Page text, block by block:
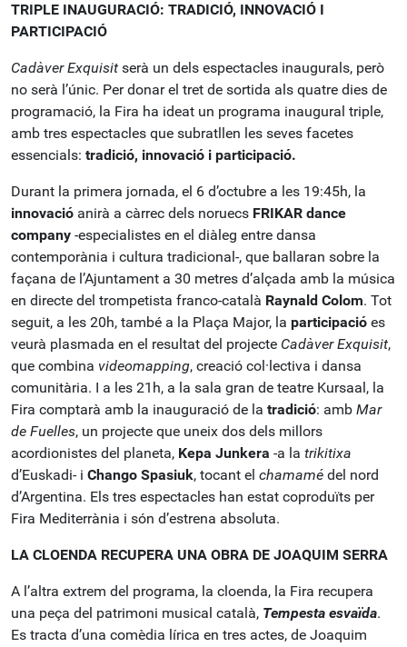
TRIPLE INAUGURACIÓ: TRADICIÓ, INNOVACIÓ I
PARTICIPACIÓ
Cadàver Exquisit serà un dels espectacles inaugurals, però
no serà l’únic. Per donar el tret de sortida als quatre dies de
programació, la Fira ha ideat un programa inaugural triple,
amb tres espectacles que subratllen les seves facetes
essencials: tradició, innovació i participació.
Durant la primera jornada, el 6 d’octubre a les 19:45h, la
innovació anirà a càrrec dels noruecs FRIKAR dance
company -especialistes en el diàleg entre dansa
contemporània i cultura tradicional-, que ballaran sobre la
façana de l’Ajuntament a 30 metres d’alçada amb la música
en directe del trompetista franco-català Raynald Colom. Tot
seguit, a les 20h, també a la Plaça Major, la participació es
veurà plasmada en el resultat del projecte Cadàver Exquisit,
que combina videomapping, creació col·lectiva i dansa
comunitària. I a les 21h, a la sala gran de teatre Kursaal, la
Fira comptarà amb la inauguració de la tradició: amb Mar
de Fuelles, un projecte que uneix dos dels millors
acordionistes del planeta, Kepa Junkera -a la trikitixa
d’Euskadi- i Chango Spasiuk, tocant el chamamé del nord
d’Argentina. Els tres espectacles han estat coproduïts per
Fira Mediterrània i són d’estrena absoluta.
LA CLOENDA RECUPERA UNA OBRA DE JOAQUIM SERRA
A l’altra extrem del programa, la cloenda, la Fira recupera
una peça del patrimoni musical català, Tempesta esvaïda.
Es tracta d’una comèdia lírica en tres actes, de Joaquim